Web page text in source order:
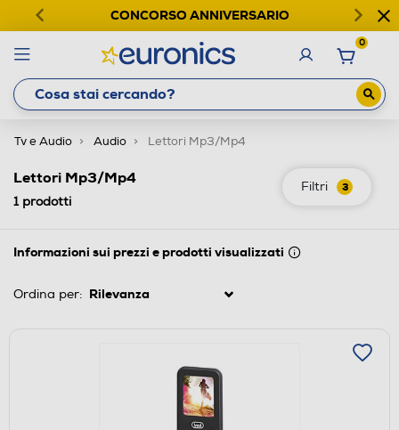
CONCORSO ANNIVERSARIO
0
Tv e Audio Audio Lettori Mp3/Mp4
Filtri 3
Lettori Mp3/Mp4
1prodotti
Informazioni sui prezzi e prodotti visualizzati
Ordina per: